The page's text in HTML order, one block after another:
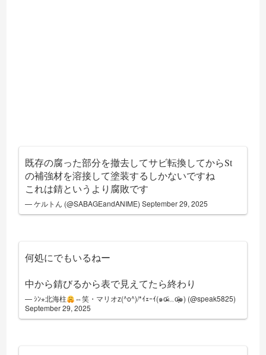
既存の腐った部分を撤去してサビ転換してからSt
の補強材を溶接して塗装するしかないですね
これは錆というより腐敗です
— ケルトん (@SABAGEandANIME)September 29, 2025
何処にでもいるねー
中から錆びるから表で見えてたら終わり
— ｼﾝ⋆北海柱
⇔笑・マリオz(^o^)/*ｲｪｰｲ(๑o̴̶̷᷄﹏o̴̶̷̥᷅๑) (@speak5825)
September 29, 2025